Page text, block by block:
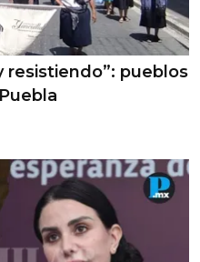
resistiendo”: pueblos